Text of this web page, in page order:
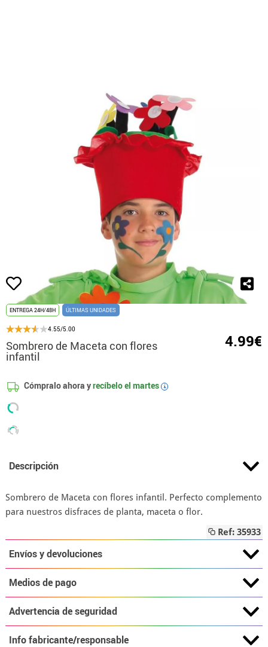
ENTREGA 24H/48H ÚLTIMAS UNIDADES
4.55/5.00
Sombrero de Maceta con flores
infantil
4.99€
Cómpralo ahora yrecíbelo el martes i
Descripción
Sombrero de Maceta con flores infantil. Perfecto complemento
para nuestros disfraces de planta, maceta o flor.
Ref: 35933
Envíos y devoluciones
Medios de pago
Advertencia de seguridad
Info fabricante/responsable